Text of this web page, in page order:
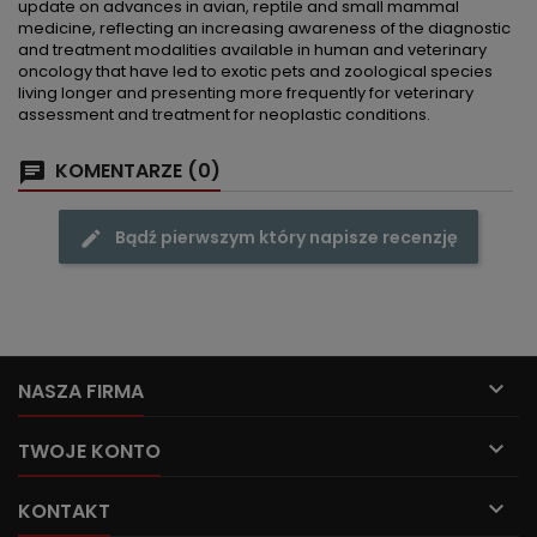
update on advances in avian, reptile and small mammal
medicine, reflecting an increasing awareness of the diagnostic
and treatment modalities available in human and veterinary
oncology that have led to exotic pets and zoological species
living longer and presenting more frequently for veterinary
assessment and treatment for neoplastic conditions.
KOMENTARZE (0)
Bądź pierwszym który napisze recenzję
NASZA FIRMA 
TWOJE KONTO 
KONTAKT 